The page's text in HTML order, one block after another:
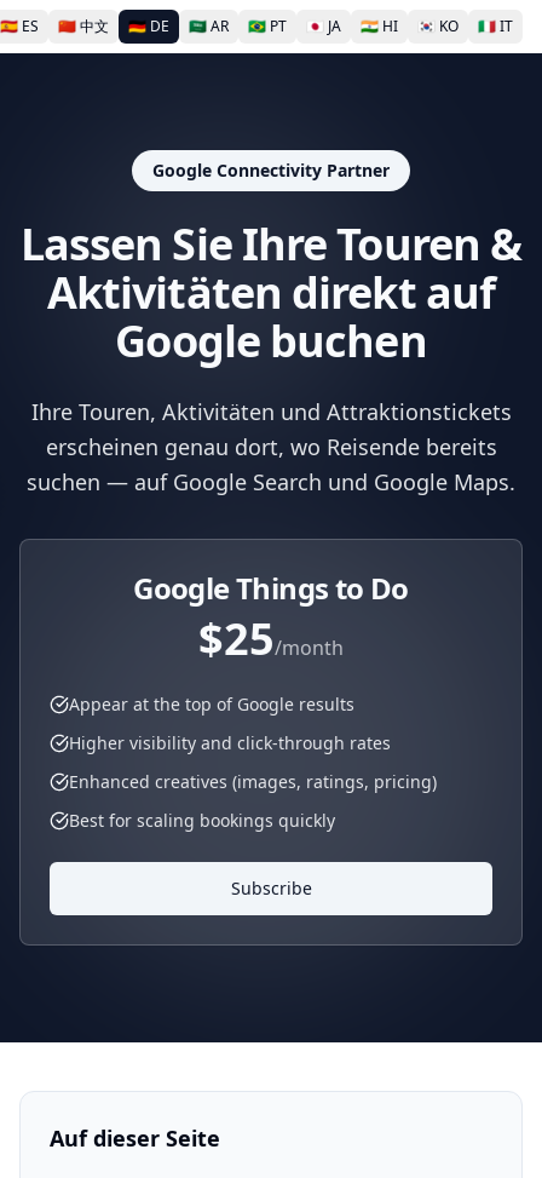
🇪🇸 ES 🇨🇳中文 🇩🇪 DE 🇸🇦AR 🇧🇷 PT 🇯🇵 JA 🇮🇳 HI 🇰🇷 KO 🇮🇹IT
Google Connectivity Partner
Lassen Sie Ihre Touren &
Aktivitäten direkt auf
Google buchen
Ihre Touren, Aktivitäten und Attraktionstickets
erscheinen genau dort, wo Reisende bereits
suchen — auf Google Search und Google Maps.
Google Things to Do
$25/month
Appear at the top of Google results
Higher visibility and click-through rates
Enhanced creatives (images, ratings, pricing)
Best for scaling bookings quickly
Subscribe
Auf dieser Seite